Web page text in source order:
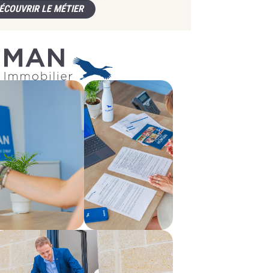
LE MÉTIER